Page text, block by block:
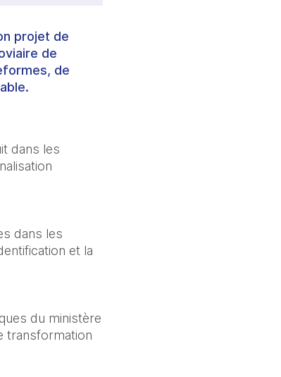
projet de
de
de
dans les
dans les
et la
du ministère
transformation